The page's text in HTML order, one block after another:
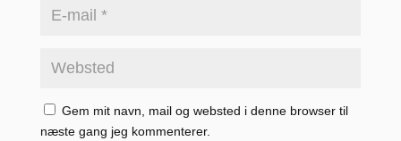
Gem mit navn, mail og websted i denne browser til
næste gang jeg kommenterer.